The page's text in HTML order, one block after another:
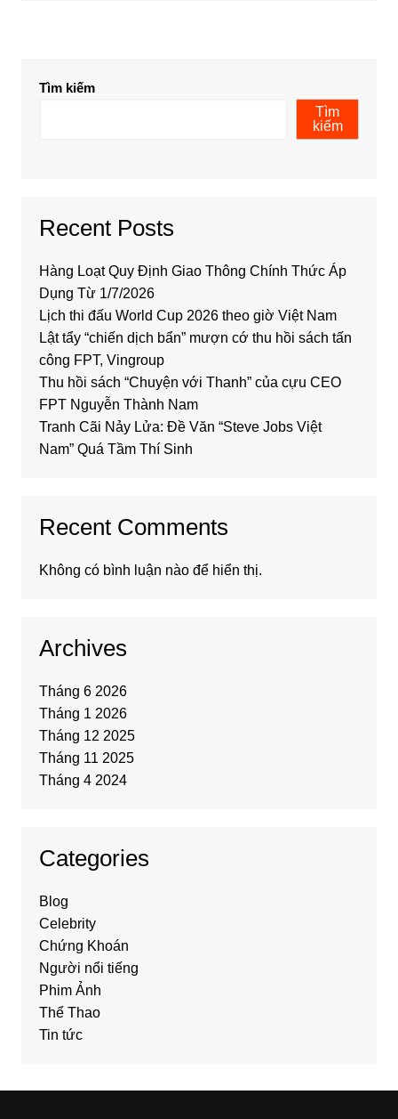
Tìm kiếm
Tìm
kiếm
Recent Posts
Hàng Loạt Quy Định Giao Thông Chính Thức Áp
Dụng Từ 1/7/2026
Lịch thi đấu World Cup 2026 theo giờ Việt Nam
Lật tẩy “chiến dịch bẩn” mượn cớ thu hồi sách tấn
công FPT, Vingroup
Thu hồi sách “Chuyện với Thanh” của cựu CEO
FPT Nguyễn Thành Nam
Tranh Cãi Nảy Lửa: Đề Văn “Steve Jobs Việt
Nam” Quá Tầm Thí Sinh
Recent Comments
Không có bình luận nào để hiển thị.
Archives
Tháng 6 2026
Tháng 1 2026
Tháng 12 2025
Tháng 11 2025
Tháng 4 2024
Categories
Blog
Celebrity
Chứng Khoán
Người nổi tiếng
Phim Ảnh
Thể Thao
Tin tức